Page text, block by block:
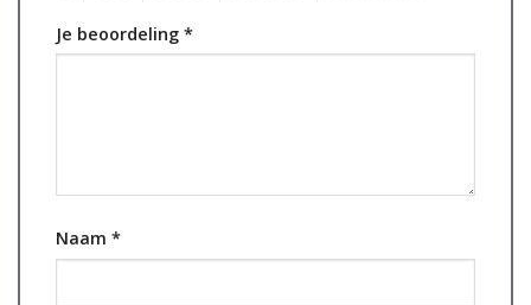
Je beoordeling *
Naam *